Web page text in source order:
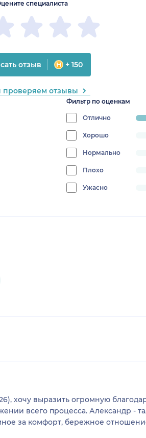
Фильтр по оценкам
Отлично
Хорошо
Нормально
Плохо
Ужасно
специалиста
отзыв + 150
проверяем отзывы
хочу выразить огромную
всего процесса. Александр -
за комфорт, бережное